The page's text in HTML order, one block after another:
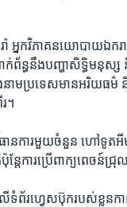
អ្នក​វិភាគ​នយោបាយ​ឯក
ព័ន្ធ​នឹង​បញ្ហា​សិទ្ធិ​មនុស្ស
ង​នាម​ប្រទេស​មាន​អរិយធម៌
។​
វិធានការ​មួយ​ចំនួន​ ហៅ​ទូត​
ែ​ការ​ប្រើ​ពាក្យ​ពេចន៍​ជ្
ទំព័រហ្វេស​ប៊ុក​របស់​ខ្លួន​កាល